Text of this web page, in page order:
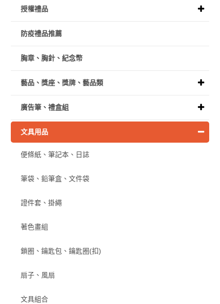
授權禮品
防疫禮品推薦
胸章、胸針、紀念幣
藝品、獎座、獎牌、藝品類
廣告筆、禮盒組
文具用品
便條紙、筆記本、日誌
筆袋、鉛筆盒、文件袋
證件套、掛繩
著色畫組
鎖圈、鑰匙包、鑰匙圈(扣)
扇子、風扇
文具組合